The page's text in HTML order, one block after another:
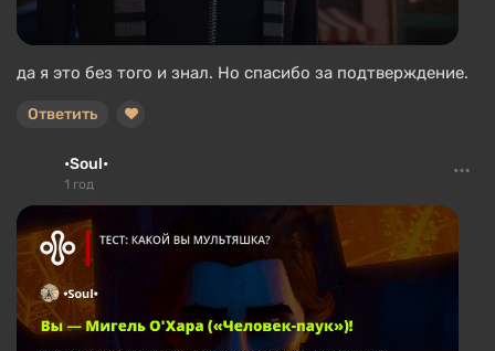
да я это без того и знал. Но спасибо за подтверждение.
Ответить
•Soul•
1 год